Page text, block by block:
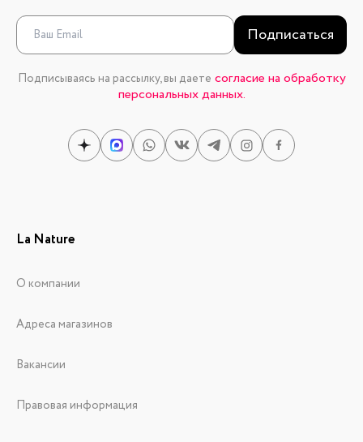
Подписаться
Подписываясь на рассылку, вы даете согласие на обработку
персональных данных.
La Nature
О компании
Адреса магазинов
Вакансии
Правовая информация